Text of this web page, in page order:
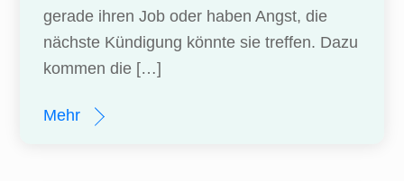
gerade ihren Job oder haben Angst, die
nächste Kündigung könnte sie treffen. Dazu
kommen die […]
Mehr